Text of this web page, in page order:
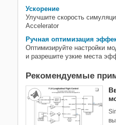
Ускорение
Улучшите скорость
Accelerator
Ручная оптимизация
Оптимизируйте настройки
и разрешите узкие места
Рекомендуемые